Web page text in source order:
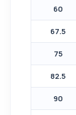
60
67.5
75
82.5
90